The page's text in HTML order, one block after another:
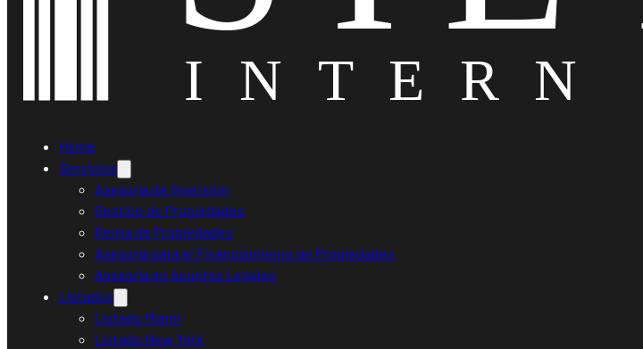
Home
Servicios
Asesoría de Inversión
Gestión de Propiedades
Renta de Propiedades
Asesoría para el Financiamiento de Propiedades
Asesoría en Asuntos Legales
Listados
Listado Miami
Listado New York